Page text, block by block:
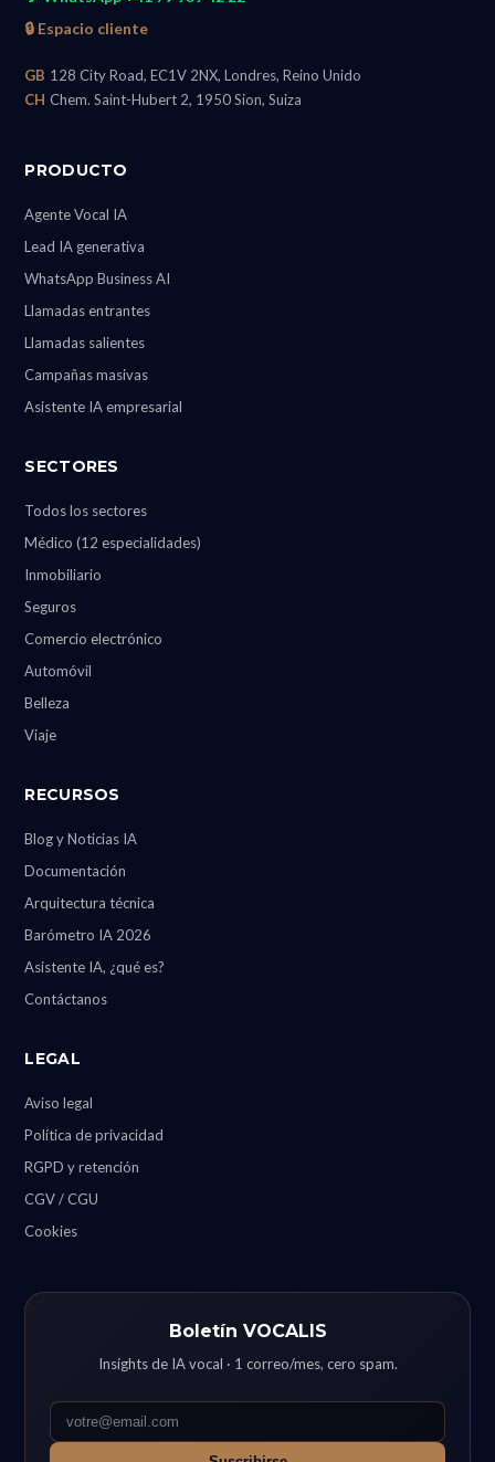
🔒 Espacio cliente
GB 128 City Road, EC1V 2NX, Londres, Reino Unido
CH Chem. Saint-Hubert 2, 1950 Sion, Suiza
PRODUCTO
Agente Vocal IA
Lead IA generativa
WhatsApp Business AI
Llamadas entrantes
Llamadas salientes
Campañas masivas
Asistente IA empresarial
SECTORES
Todos los sectores
Médico (12 especialidades)
Inmobiliario
Seguros
Comercio electrónico
Automóvil
Belleza
Viaje
RECURSOS
Blog y Noticias IA
Documentación
Arquitectura técnica
Barómetro IA 2026
Asistente IA, ¿qué es?
Contáctanos
LEGAL
Aviso legal
Política de privacidad
RGPD y retención
CGV / CGU
Cookies
Boletín VOCALIS
Insights de IA vocal · 1 correo/mes, cero spam.